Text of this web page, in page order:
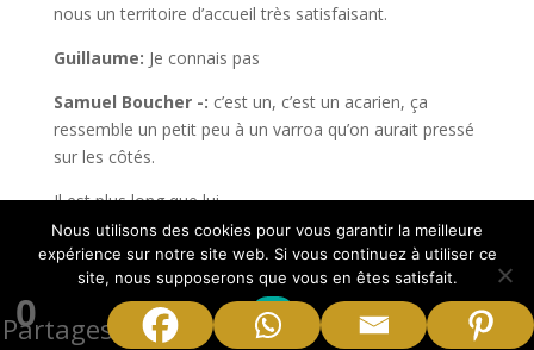
nous un territoire d’accueil très satisfaisant.
Guillaume: Je connais pas
Samuel Boucher -: c’est un, c’est un acarien, ça
ressemble un petit peu à un varroa qu’on aurait pressé
sur les côtés.
Il est plus long que lui.
Varois est tout rond, lui il est plutôt long mais il fait
exactement la même chose que lui. Il
va pareil pomper l’hémolymphe et cetera et cetera
Donc c’est un c’est un petit parasite pour le coup un
0
Partages
Nous utilisons des cookies pour vous garantir la meilleure
expérience sur notre site web. Si vous continuez à utiliser ce
site, nous supposerons que vous en êtes satisfait.
Ok